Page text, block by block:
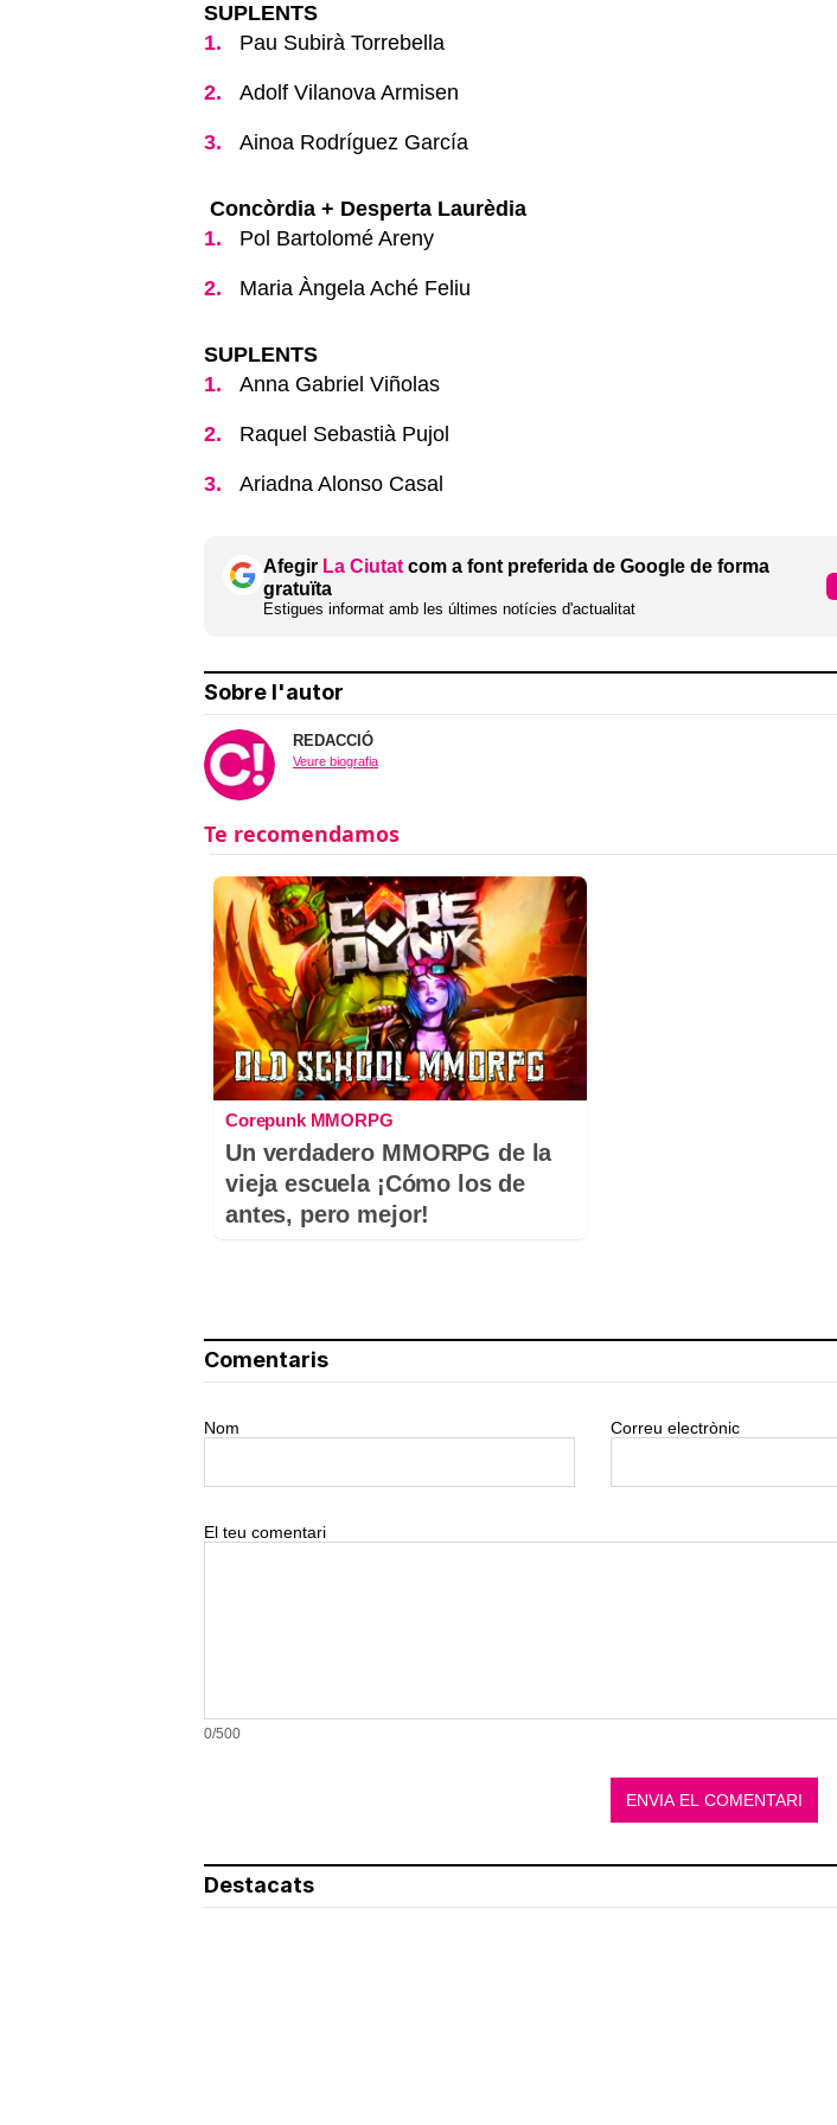
SUPLENTS
Pau Subirà Torrebella
Adolf Vilanova Armisen
Ainoa Rodríguez García
Concòrdia + Desperta Laurèdia
Pol Bartolomé Areny
Maria Àngela Aché Feliu
SUPLENTS
Anna Gabriel Viñolas
Raquel Sebastià Pujol
Ariadna Alonso Casal
Afegir La Ciutat com a font preferida de Google de forma
gratuïta
Estigues informat amb les últimes notícies d'actualitat
Sobre l'autor
REDACCIÓ
Veure biografia
Corepunk MMORPG
Un verdadero MMORPG de la
vieja escuela ¡Cómo los de
antes, pero mejor!
Comentaris
Nom Correu electrònic
El teu comentari
0/500
Destacats